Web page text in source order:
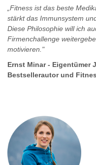
„Fitness ist das beste
stärkt das Immunsystem
Diese Philosophie will ich
Firmenchallenge
motivieren."
Ernst Minar - Eigentümer
Bestsellerautor und